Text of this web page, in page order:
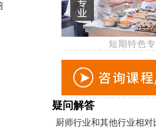
短期特色
疑问解答
厨师行业和其他行业相